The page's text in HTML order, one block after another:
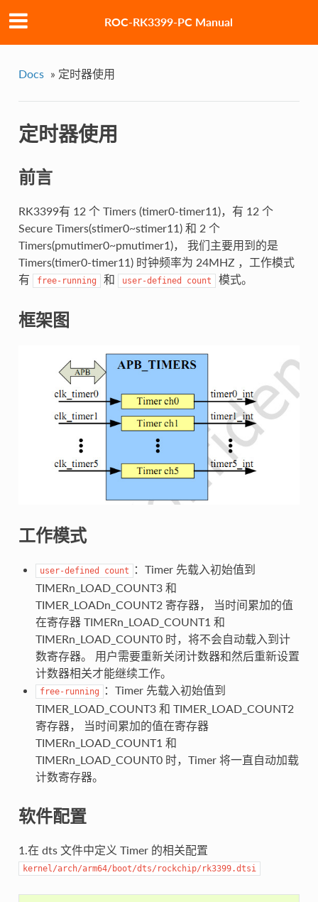
ROC-RK3399-PC Manual
Docs » 定时器使用
定时器使用
前言
RK3399有 12 个 Timers (timer0-timer11)，有 12 个
Secure Timers(stimer0~stimer11) 和 2 个
Timers(pmutimer0~pmutimer1)， 我们主要用到的是
Timers(timer0-timer11) 时钟频率为 24MHZ ，工作模式
有
free-running 和 user-defined count 模式。
框架图
工作模式
user-defined count
：Timer 先载入初始值到
TIMERn_LOAD_COUNT3 和
TIMER_LOADn_COUNT2 寄存器， 当时间累加的值
在寄存器 TIMERn_LOAD_COUNT1 和
TIMERn_LOAD_COUNT0 时，将不会自动载入到计
数寄存器。 用户需要重新关闭计数器和然后重新设置
计数器相关才能继续工作。
free-running
：Timer 先载入初始值到
TIMER_LOAD_COUNT3 和 TIMER_LOAD_COUNT2
寄存器， 当时间累加的值在寄存器
TIMERn_LOAD_COUNT1 和
TIMERn_LOAD_COUNT0 时，Timer 将一直自动加载
计数寄存器。
软件配置
1.在 dts 文件中定义 Timer 的相关配置
kernel/arch/arm64/boot/dts/rockchip/rk3399.dtsi